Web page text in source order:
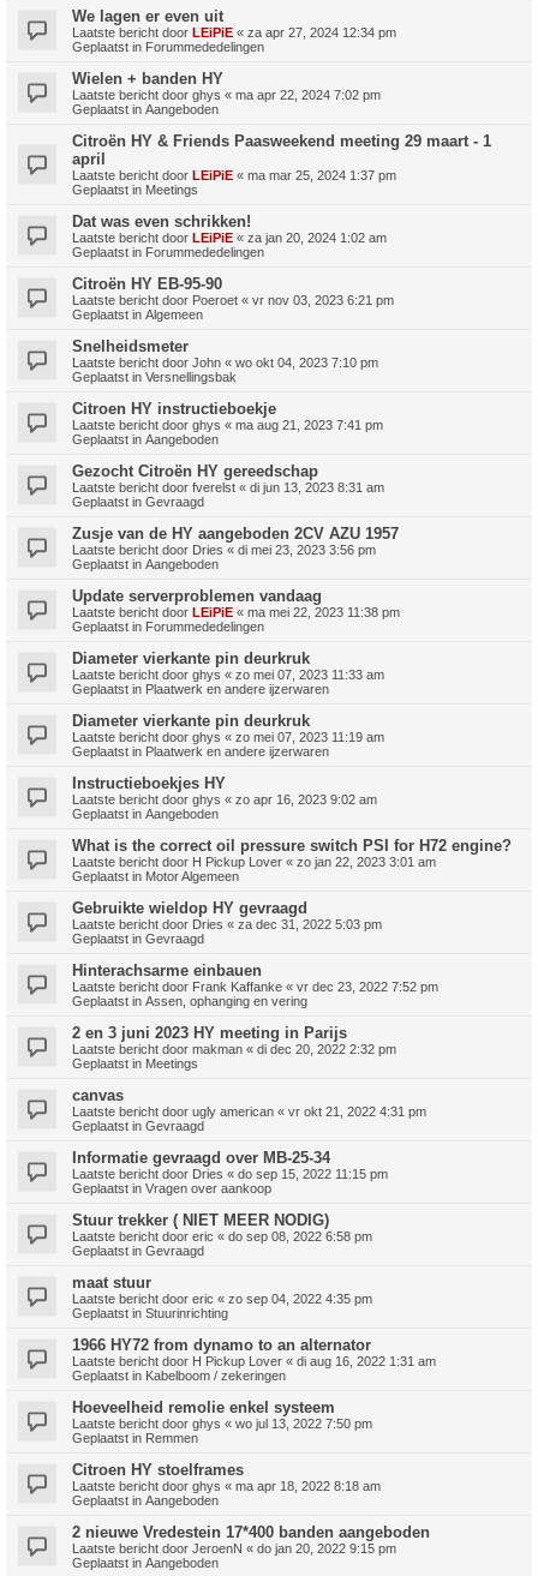
We lagen er even uit
Laatste bericht door LEiPiE « za apr 27, 2024 12:34 pm
Geplaatst in Forummededelingen
Wielen + banden HY
Laatste bericht door ghys « ma apr 22, 2024 7:02 pm
Geplaatst in Aangeboden
Citroën HY & Friends Paasweekend meeting 29 maart - 1
april
Laatste bericht door LEiPiE « ma mar 25, 2024 1:37 pm
Geplaatst in Meetings
Dat was even schrikken!
Laatste bericht door LEiPiE « za jan 20, 2024 1:02 am
Geplaatst in Forummededelingen
Citroën HY EB-95-90
Laatste bericht door Poeroet « vr nov 03, 2023 6:21 pm
Geplaatst in Algemeen
Snelheidsmeter
Laatste bericht door John « wo okt 04, 2023 7:10 pm
Geplaatst in Versnellingsbak
Citroen HY instructieboekje
Laatste bericht door ghys « ma aug 21, 2023 7:41 pm
Geplaatst in Aangeboden
Gezocht Citroën HY gereedschap
Laatste bericht door fverelst « di jun 13, 2023 8:31 am
Geplaatst in Gevraagd
Zusje van de HY aangeboden 2CV AZU 1957
Laatste bericht door Dries « di mei 23, 2023 3:56 pm
Geplaatst in Aangeboden
Update serverproblemen vandaag
Laatste bericht door LEiPiE « ma mei 22, 2023 11:38 pm
Geplaatst in Forummededelingen
Diameter vierkante pin deurkruk
Laatste bericht door ghys « zo mei 07, 2023 11:33 am
Geplaatst in Plaatwerk en andere ijzerwaren
Diameter vierkante pin deurkruk
Laatste bericht door ghys « zo mei 07, 2023 11:19 am
Geplaatst in Plaatwerk en andere ijzerwaren
Instructieboekjes HY
Laatste bericht door ghys « zo apr 16, 2023 9:02 am
Geplaatst in Aangeboden
What is the correct oil pressure switch PSI for H72 engine?
Laatste bericht door H Pickup Lover « zo jan 22, 2023 3:01 am
Geplaatst in Motor Algemeen
Gebruikte wieldop HY gevraagd
Laatste bericht door Dries « za dec 31, 2022 5:03 pm
Geplaatst in Gevraagd
Hinterachsarme einbauen
Laatste bericht door Frank Kaffanke « vr dec 23, 2022 7:52 pm
Geplaatst in Assen, ophanging en vering
2 en 3 juni 2023 HY meeting in Parijs
Laatste bericht door makman « di dec 20, 2022 2:32 pm
Geplaatst in Meetings
canvas
Laatste bericht door ugly american « vr okt 21, 2022 4:31 pm
Geplaatst in Gevraagd
Informatie gevraagd over MB-25-34
Laatste bericht door Dries « do sep 15, 2022 11:15 pm
Geplaatst in Vragen over aankoop
Stuur trekker ( NIET MEER NODIG)
Laatste bericht door eric « do sep 08, 2022 6:58 pm
Geplaatst in Gevraagd
maat stuur
Laatste bericht door eric « zo sep 04, 2022 4:35 pm
Geplaatst in Stuurinrichting
1966 HY72 from dynamo to an alternator
Laatste bericht door H Pickup Lover « di aug 16, 2022 1:31 am
Geplaatst in Kabelboom / zekeringen
Hoeveelheid remolie enkel systeem
Laatste bericht door ghys « wo jul 13, 2022 7:50 pm
Geplaatst in Remmen
Citroen HY stoelframes
Laatste bericht door ghys « ma apr 18, 2022 8:18 am
Geplaatst in Aangeboden
2 nieuwe Vredestein 17*400 banden aangeboden
Laatste bericht door JeroenN « do jan 20, 2022 9:15 pm
Geplaatst in Aangeboden